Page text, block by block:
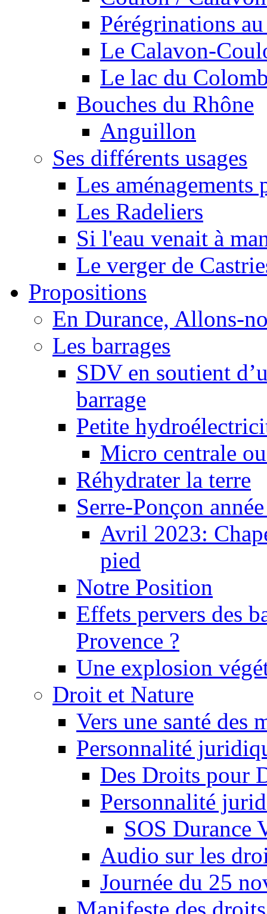
Pérégrinations
Le Calavon-
Le lac du
Bouches du Rhône
Anguillon
Ses différents usages
Les
Les Radeliers
Si l'eau venait à
Le verger de
Propositions
En Durance, Allons-
Les barrages
SDV en soutient
barrage
Petite
Micro centrale
Réhydrater la terre
Serre-Ponçon
Avril 2023:
pied
Notre Position
Effets pervers des
Provence ?
Une explosion
Droit et Nature
Vers une santé des
Personnalité
Des Droits pour
Personnalité
SOS Durance
Audio sur les
Journée du 25